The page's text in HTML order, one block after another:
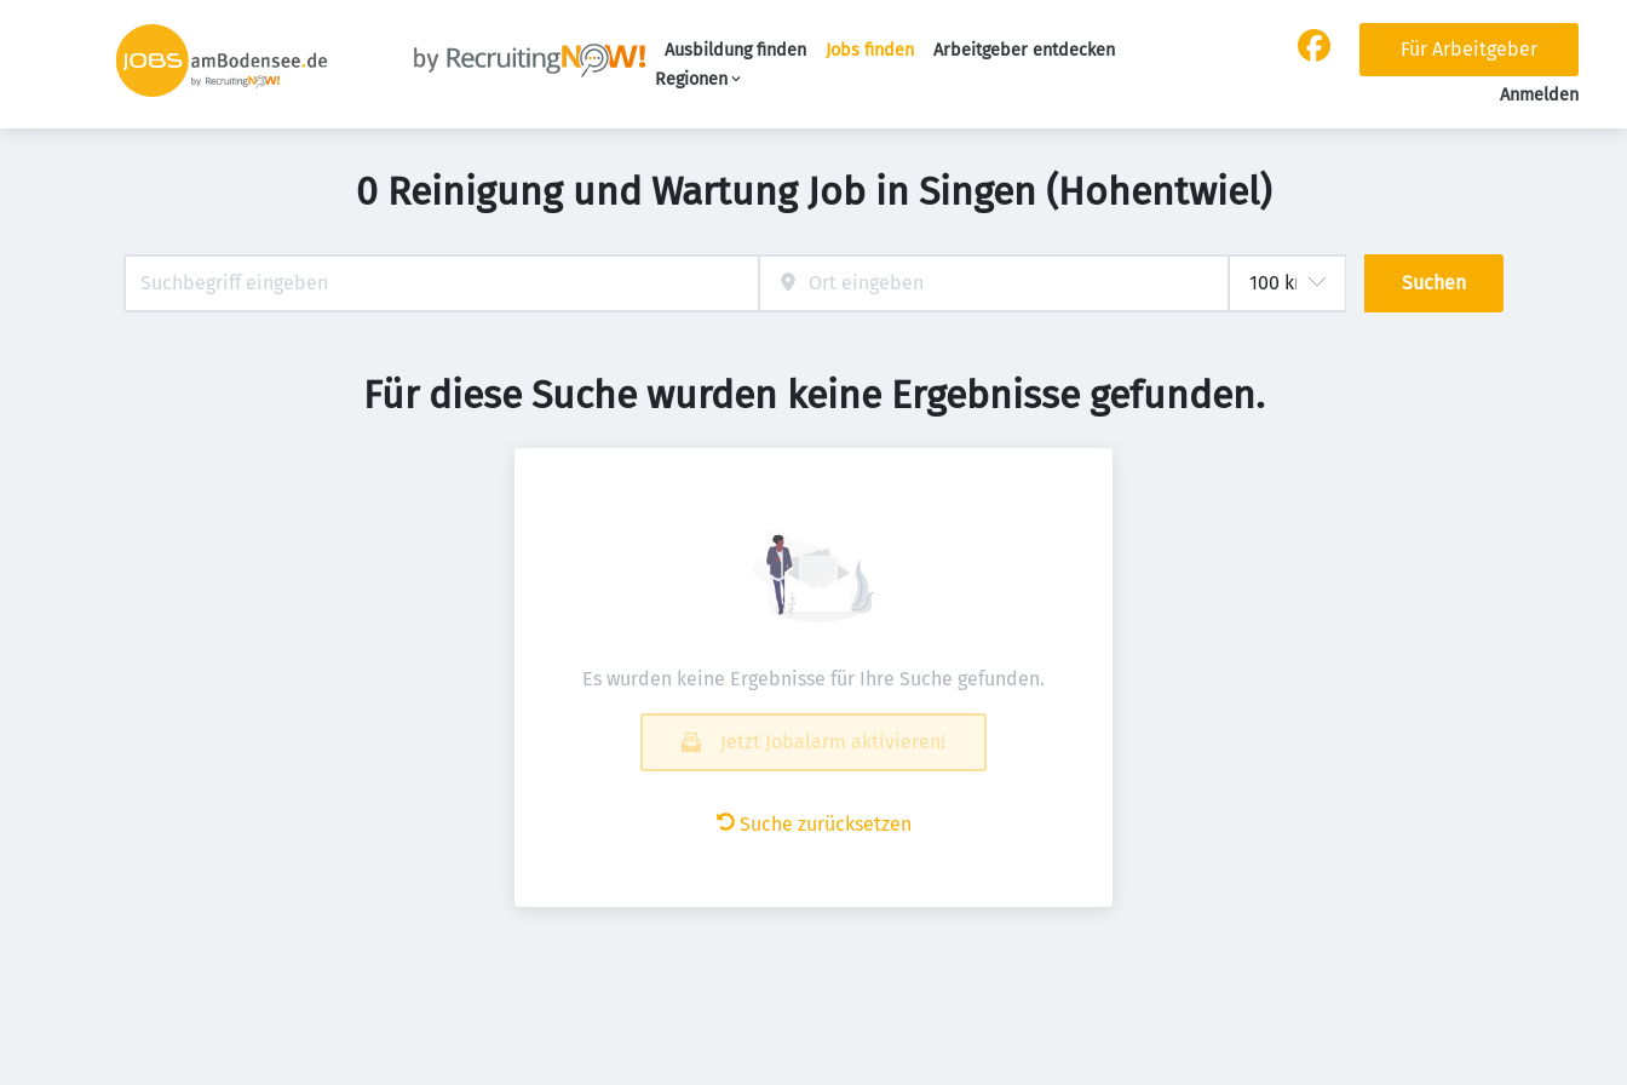
Ausbildung finden Jobs finden
Arbeitgeber entdecken
Regionen
Für Arbeitgeber
Anmelden
0 Reinigung und Wartung Job in Singen (Hohentwiel)
Suchen
Für diese Suche wurden keine Ergebnisse gefunden.
Es wurden keine Ergebnisse für Ihre Suche gefunden.
Jetzt Jobalarm aktivieren!
Suche zurücksetzen